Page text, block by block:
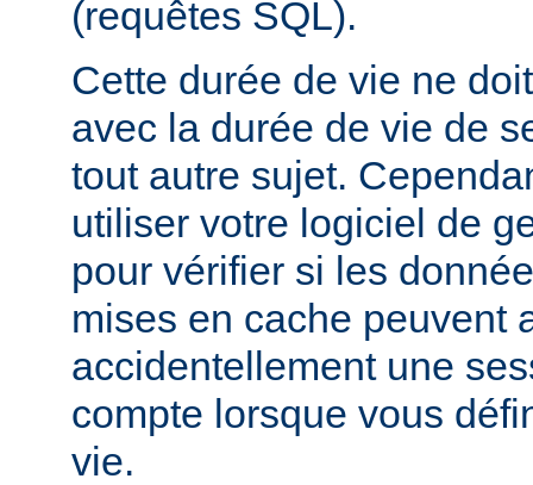
(requêtes SQL).
Cette durée de vie ne
avec la durée de vie de
tout autre sujet.
utiliser votre logiciel de
pour vérifier si les
mises en cache peuvent
accidentellement une
compte lorsque vous
vie.